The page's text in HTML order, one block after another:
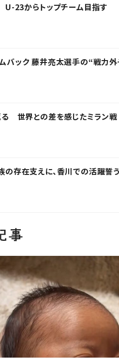
23からトップチーム目指す
バック 藤井亮太選手の“戦力
世界との差を感じたミラン戦
存在支えに、香川での活躍誓う